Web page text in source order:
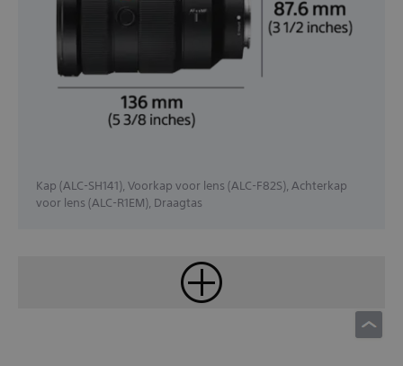
Kap (ALC-SH141), Voorkap voor lens (ALC-F82S), Achterkap
voor lens (ALC-R1EM), Draagtas